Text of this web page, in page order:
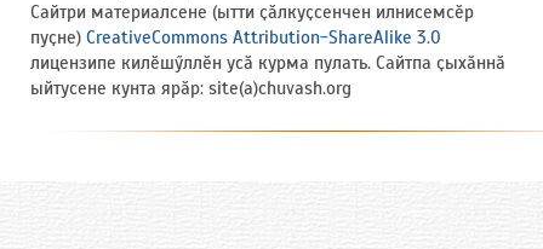
Сайтри материалсене (ытти ҫӑлкуҫсенчен илнисемсӗр
пуҫне) CreativeCommons Attribution-ShareAlike 3.0
лицензипе килӗшӳллӗн усӑ курма пулать. Сайтпа ҫыхӑннӑ
ыйтусене кунта ярӑр: site(a)chuvash.org